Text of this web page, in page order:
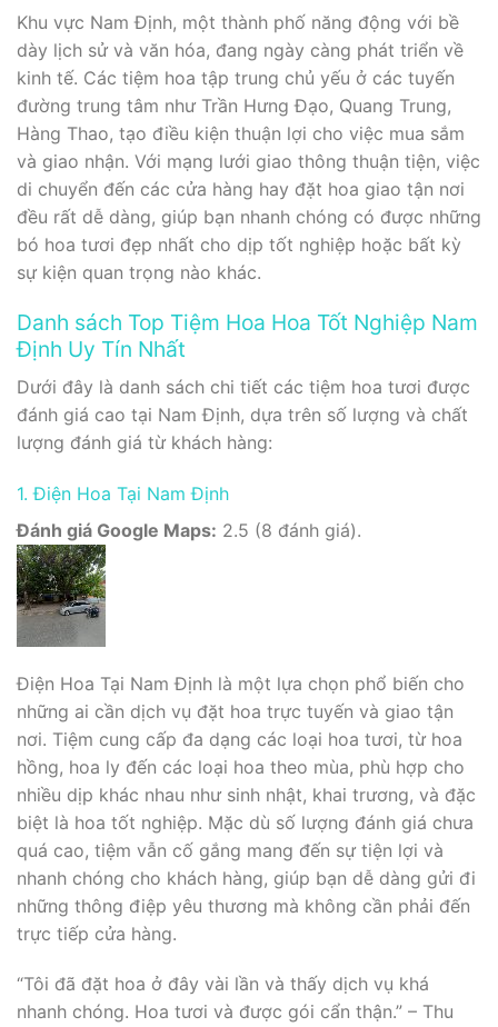
Khu vực Nam Định, một thành phố năng động với bề
dày lịch sử và văn hóa, đang ngày càng phát triển về
kinh tế. Các tiệm hoa tập trung chủ yếu ở các tuyến
đường trung tâm như Trần Hưng Đạo, Quang Trung,
Hàng Thao, tạo điều kiện thuận lợi cho việc mua sắm
và giao nhận. Với mạng lưới giao thông thuận tiện, việc
di chuyển đến các cửa hàng hay đặt hoa giao tận nơi
đều rất dễ dàng, giúp bạn nhanh chóng có được những
bó hoa tươi đẹp nhất cho dịp tốt nghiệp hoặc bất kỳ
sự kiện quan trọng nào khác.
Danh sách Top Tiệm Hoa Hoa Tốt Nghiệp Nam
Định Uy Tín Nhất
Dưới đây là danh sách chi tiết các tiệm hoa tươi được
đánh giá cao tại Nam Định, dựa trên số lượng và chất
lượng đánh giá từ khách hàng:
1. Điện Hoa Tại Nam Định
Đánh giá Google Maps: 2.5 (8 đánh giá).
Điện Hoa Tại Nam Định là một lựa chọn phổ biến cho
những ai cần dịch vụ đặt hoa trực tuyến và giao tận
nơi. Tiệm cung cấp đa dạng các loại hoa tươi, từ hoa
hồng, hoa ly đến các loại hoa theo mùa, phù hợp cho
nhiều dịp khác nhau như sinh nhật, khai trương, và đặc
biệt là hoa tốt nghiệp. Mặc dù số lượng đánh giá chưa
quá cao, tiệm vẫn cố gắng mang đến sự tiện lợi và
nhanh chóng cho khách hàng, giúp bạn dễ dàng gửi đi
những thông điệp yêu thương mà không cần phải đến
trực tiếp cửa hàng.
“Tôi đã đặt hoa ở đây vài lần và thấy dịch vụ khá
nhanh chóng. Hoa tươi và được gói cẩn thận.” – Thu